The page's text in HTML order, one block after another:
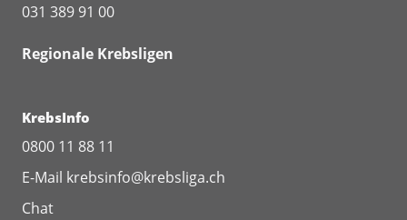
031 389 91 00
Regionale Krebsligen
KrebsInfo
0800 11 88 11
E-Mail krebsinfo@krebsliga.ch
Chat